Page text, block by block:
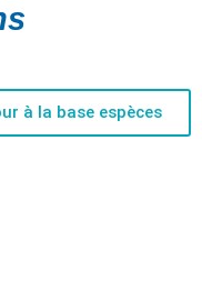
à la base espèces